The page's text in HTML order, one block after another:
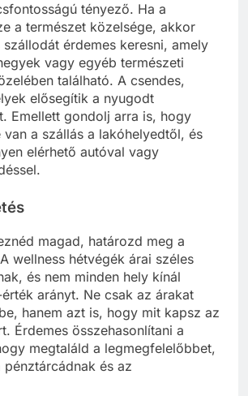
tényező. Ha a
a természet közelsége, akkor
érdemes keresni, amely
vagy egyéb természeti
található. A csendes,
elősegítik a nyugodt
Emellett gondolj arra is, hogy
van a szállás a lakóhelyedtől, és
elérhető autóval vagy
magad, határozd meg a
wellness hétvégék árai széles
és nem minden hely kínál
arányt. Ne csak az árakat
hanem azt is, hogy mit kapsz az
Érdemes összehasonlítani a
megtaláld a legmegfelelőbbet,
és az